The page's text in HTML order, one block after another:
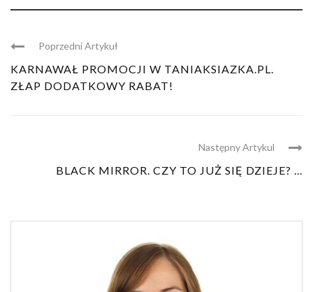
Poprzedni Artykuł
KARNAWAŁ PROMOCJI W TANIAKSIAZKA.PL.
ZŁAP DODATKOWY RABAT!
Następny Artykul
BLACK MIRROR. CZY TO JUŻ SIĘ DZIEJE? ...